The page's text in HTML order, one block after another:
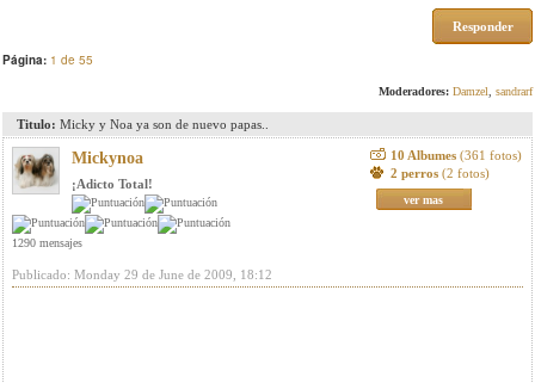
Responder
Página: 1 de 55
Moderadores: Damzel sandrarf
Titulo: Micky y Noa ya son de nuevo papas..
Mickynoa
¡Adicto Total!
1290 mensajes
10 Albumes (361 fotos)
2 perros (2 fotos)
ver mas
Publicado: Monday 29 de June de 2009, 18:12